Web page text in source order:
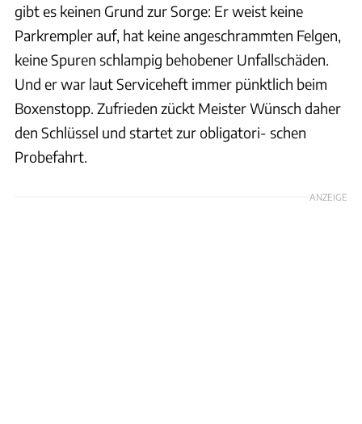
gibt es keinen Grund zur Sorge: Er weist keine
Parkrempler auf, hat keine angeschrammten Felgen,
keine Spuren schlampig behobener Unfallschäden.
Und er war laut Serviceheft immer pünktlich beim
Boxenstopp. Zufrieden zückt Meister Wünsch daher
den Schlüssel und startet zur obligatori- schen
Probefahrt.
ANZEIGE